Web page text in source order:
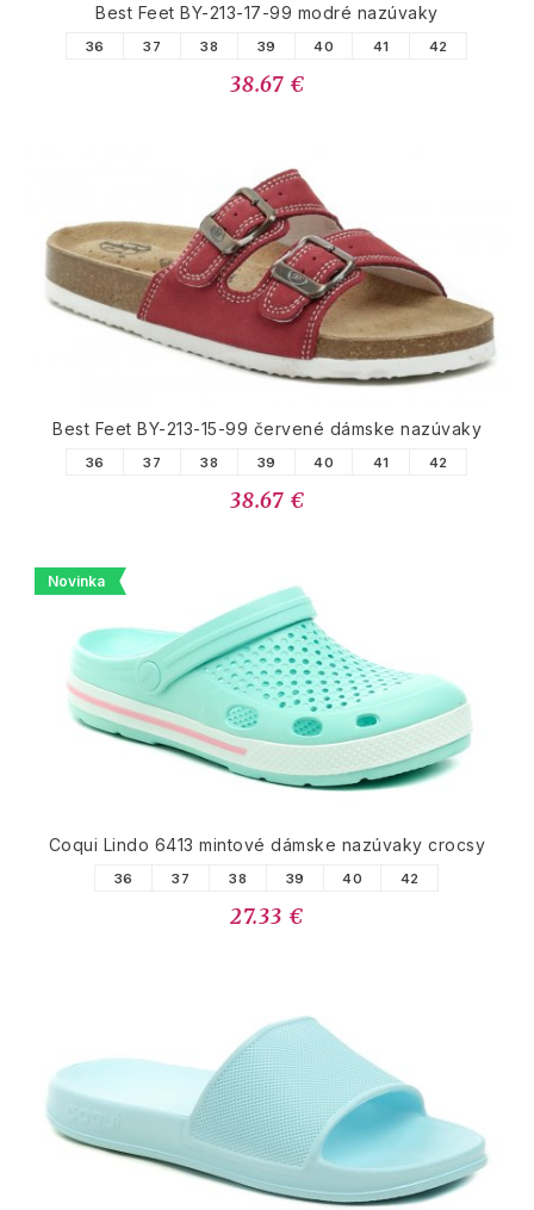
Best Feet BY-213-17-99 modré nazúvaky
36 37 38 39 40 41 42
38.67 €
Best Feet BY-213-15-99 červené dámske nazúvaky
36 37 38 39 40 41 42
38.67 €
Novinka
Coqui Lindo 6413 mintové dámske nazúvaky crocsy
36 37 38 39 40 42
27.33 €